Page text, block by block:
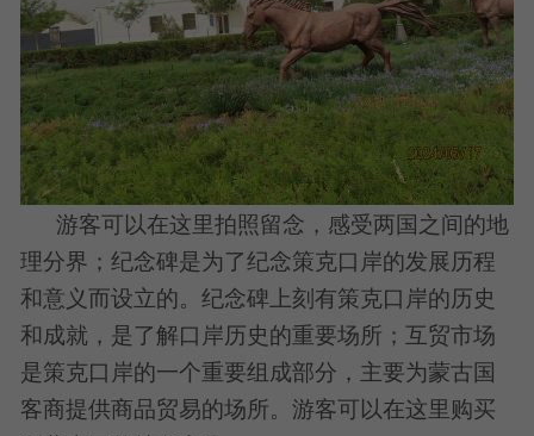
游客可以在这里拍照留念，感受两国之间的地
理分界；纪念碑是为了纪念策克口岸的发展历程
和意义而设立的。纪念碑上刻有策克口岸的历史
和成就，是了解口岸历史的重要场所；互贸市场
是策克口岸的一个重要组成部分，主要为蒙古国
客商提供商品贸易的场所。游客可以在这里购买